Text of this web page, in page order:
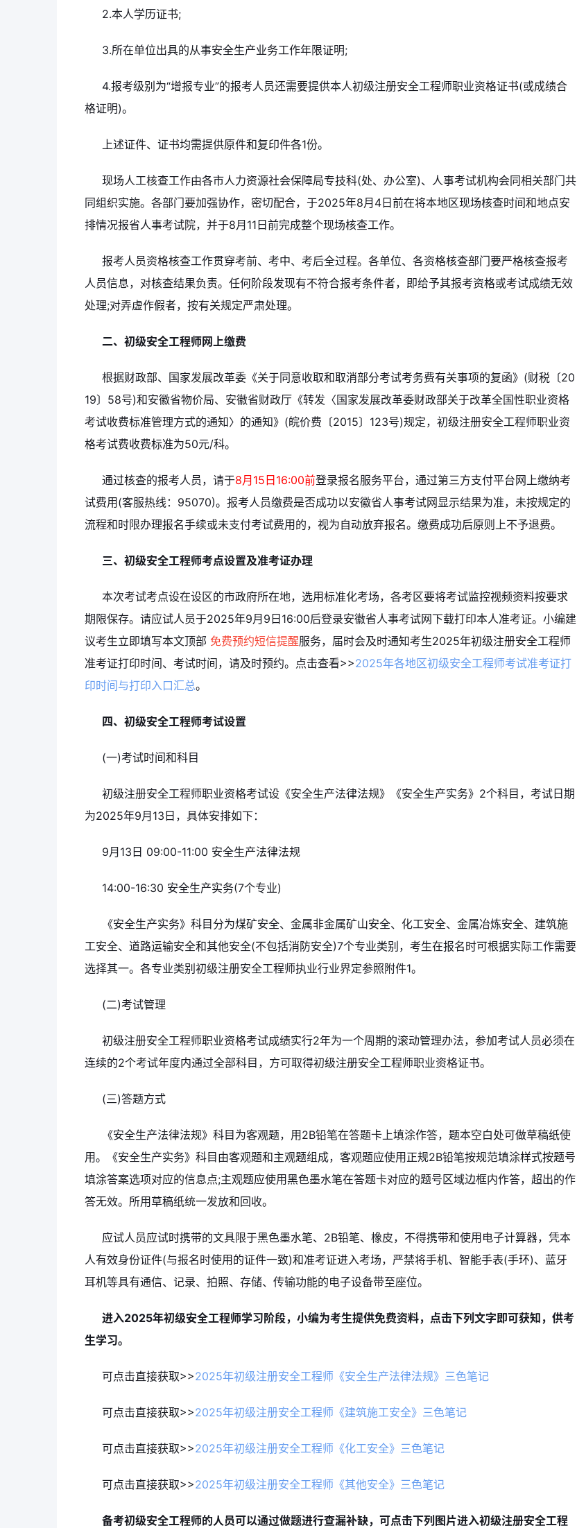
2.本人学历证书;
3.所在单位出具的从事安全生产业务工作年限证明;
4.报考级别为“增报专业”的报考人员还需要提供本人初级注册安全工程师职业资格证书(或成绩合
格证明)。
上述证件、证书均需提供原件和复印件各1份。
现场人工核查工作由各市人力资源社会保障局专技科(处、办公室)、人事考试机构会同相关部门共
同组织实施。各部门要加强协作，密切配合，于2025年8月4日前在将本地区现场核查时间和地点安
排情况报省人事考试院，并于8月11日前完成整个现场核查工作。
报考人员资格核查工作贯穿考前、考中、考后全过程。各单位、各资格核查部门要严格核查报考
人员信息，对核查结果负责。任何阶段发现有不符合报考条件者，即给予其报考资格或考试成绩无效
处理;对弄虚作假者，按有关规定严肃处理。
二、初级安全工程师网上缴费
根据财政部、国家发展改革委《关于同意收取和取消部分考试考务费有关事项的复函》(财税〔20
19〕58号)和安徽省物价局、安徽省财政厅《转发〈国家发展改革委财政部关于改革全国性职业资格
考试收费标准管理方式的通知〉的通知》(皖价费〔2015〕123号)规定，初级注册安全工程师职业资
格考试费收费标准为50元/科。
通过核查的报考人员，请于8月15日16:00前登录报名服务平台，通过第三方支付平台网上缴纳考
试费用(客服热线：95070)。报考人员缴费是否成功以安徽省人事考试网显示结果为准，未按规定的
流程和时限办理报名手续或未支付考试费用的，视为自动放弃报名。缴费成功后原则上不予退费。
三、初级安全工程师考点设置及准考证办理
本次考试考点设在设区的市政府所在地，选用标准化考场，各考区要将考试监控视频资料按要求
期限保存。请应试人员于2025年9月9日16:00后登录安徽省人事考试网下载打印本人准考证。小编建
议考生立即填写本文顶部 免费预约短信提醒服务，届时会及时通知考生2025年初级注册安全工程师
准考证打印时间、考试时间，请及时预约。点击查看>>2025年各地区初级安全工程师考试准考证打
印时间与打印入口汇总。
四、初级安全工程师考试设置
(一)考试时间和科目
初级注册安全工程师职业资格考试设《安全生产法律法规》《安全生产实务》2个科目，考试日期
为2025年9月13日，具体安排如下：
9月13日 09:00-11:00 安全生产法律法规
14:00-16:30 安全生产实务(7个专业)
《安全生产实务》科目分为煤矿安全、金属非金属矿山安全、化工安全、金属冶炼安全、建筑施
工安全、道路运输安全和其他安全(不包括消防安全)7个专业类别，考生在报名时可根据实际工作需要
选择其一。各专业类别初级注册安全工程师执业行业界定参照附件1。
(二)考试管理
初级注册安全工程师职业资格考试成绩实行2年为一个周期的滚动管理办法，参加考试人员必须在
连续的2个考试年度内通过全部科目，方可取得初级注册安全工程师职业资格证书。
(三)答题方式
《安全生产法律法规》科目为客观题，用2B铅笔在答题卡上填涂作答，题本空白处可做草稿纸使
用。《安全生产实务》科目由客观题和主观题组成，客观题应使用正规2B铅笔按规范填涂样式按题号
填涂答案选项对应的信息点;主观题应使用黑色墨水笔在答题卡对应的题号区域边框内作答，超出的作
答无效。所用草稿纸统一发放和回收。
应试人员应试时携带的文具限于黑色墨水笔、2B铅笔、橡皮，不得携带和使用电子计算器，凭本
人有效身份证件(与报名时使用的证件一致)和准考证进入考场，严禁将手机、智能手表(手环)、蓝牙
耳机等具有通信、记录、拍照、存储、传输功能的电子设备带至座位。
进入2025年初级安全工程师学习阶段，小编为考生提供免费资料，点击下列文字即可获知，供考
生学习。
可点击直接获取>>2025年初级注册安全工程师《安全生产法律法规》三色笔记
可点击直接获取>>2025年初级注册安全工程师《建筑施工安全》三色笔记
可点击直接获取>>2025年初级注册安全工程师《化工安全》三色笔记
可点击直接获取>>2025年初级注册安全工程师《其他安全》三色笔记
备考初级安全工程师的人员可以通过做题进行查漏补缺，可点击下列图片进入初级注册安全工程